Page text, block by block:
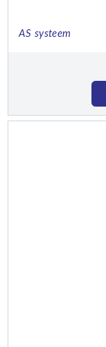
AS systeem